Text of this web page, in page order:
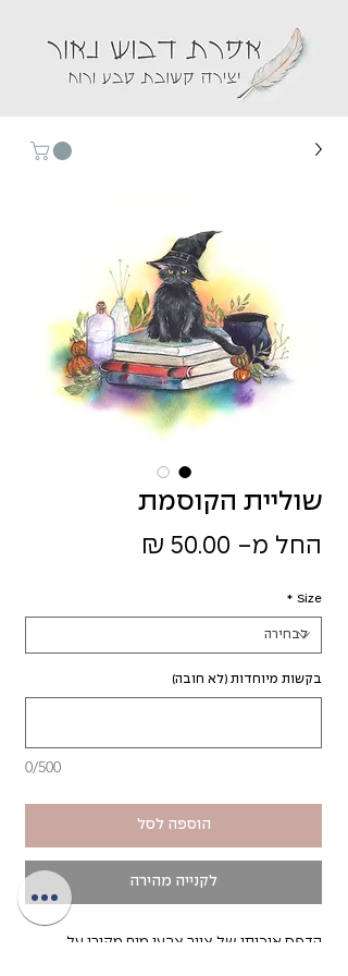
שוליית הקוסמת
החל מ- 50.00 ₪
Size
*
בקשות מיוחדות (לא חובה)
0/500
הוספה לסל
לקנייה מהירה
הדפס איכותי של ציור צבעי מים מקורי על